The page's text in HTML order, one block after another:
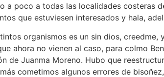
poco a todas las localidades costeras
que estuviesen interesados y hala,
organismos es un sin dios, creedme,
ahora no vienen al caso, para colmo
de Juanma Moreno. Hubo que
cometimos algunos errores de